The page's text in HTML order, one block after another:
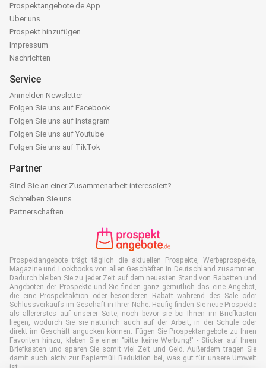
Prospektangebote.de App
Über uns
Prospekt hinzufügen
Impressum
Nachrichten
Service
Anmelden Newsletter
Folgen Sie uns auf Facebook
Folgen Sie uns auf Instagram
Folgen Sie uns auf Youtube
Folgen Sie uns auf TikTok
Partner
Sind Sie an einer Zusammenarbeit interessiert?
Schreiben Sie uns
Partnerschaften
Prospektangebote trägt täglich die aktuellen Prospekte, Werbeprospekte,
Magazine und Lookbooks von allen Geschäften in Deutschland zusammen.
Dadurch bleiben Sie zu jeder Zeit auf dem neuesten Stand von Rabatten und
Angeboten der Prospekte und Sie finden ganz gemütlich das eine Angebot,
die eine Prospektaktion oder besonderen Rabatt während des Sale oder
Schlussverkaufs im Geschäft in Ihrer Nähe. Häufig finden Sie neue Prospekte
als allererstes auf unserer Seite, noch bevor sie bei Ihnen im Briefkasten
liegen, wodurch Sie sie natürlich auch auf der Arbeit, in der Schule oder
direkt im Geschäft angucken können. Fügen Sie Prospektangebote zu Ihren
Favoriten hinzu, kleben Sie einen "bitte keine Werbung!" - Sticker auf Ihren
Briefkasten und sparen Sie somit viel Zeit und Geld. Außerdem tragen Sie
damit auch aktiv zur Papiermüll Reduktion bei, was gut für unsere Umwelt
ist.